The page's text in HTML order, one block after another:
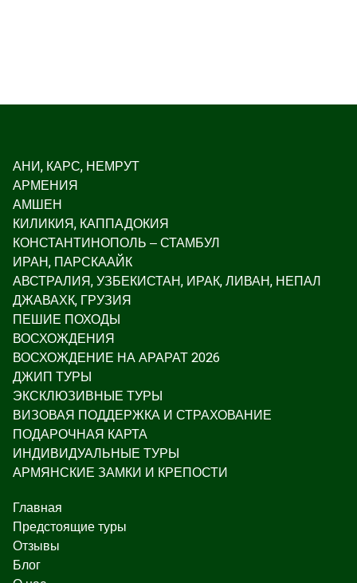
АНИ, КАРС, НЕМРУТ
АРМЕНИЯ
АМШЕН
КИЛИКИЯ, КАППАДОКИЯ
КОНСТАНТИНОПОЛЬ – СТАМБУЛ
ИРАН, ПАРСКААЙК
АВСТРАЛИЯ, УЗБЕКИСТАН, ИРАК, ЛИВАН, НЕПАЛ
ДЖАВАХК, ГРУЗИЯ
ПЕШИЕ ПОХОДЫ
ВОСХОЖДЕНИЯ
ВОСХОЖДЕНИЕ НА АРАРАТ 2026
ДЖИП ТУРЫ
ЭКСКЛЮЗИВНЫЕ ТУРЫ
ВИЗОВАЯ ПОДДЕРЖКА И СТРАХОВАНИЕ
ПОДАРОЧНАЯ КАРТА
ИНДИВИДУАЛЬНЫЕ ТУРЫ
АРМЯНСКИЕ ЗАМКИ И КРЕПОСТИ
Главная
Предстоящие туры
Отзывы
Блог